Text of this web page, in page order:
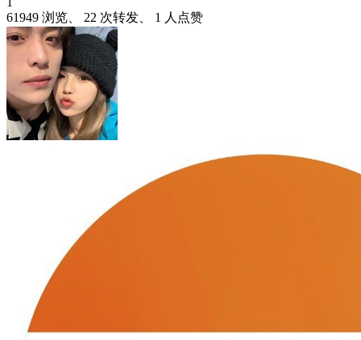
61949 浏览、 22 次转发、 1 人点赞